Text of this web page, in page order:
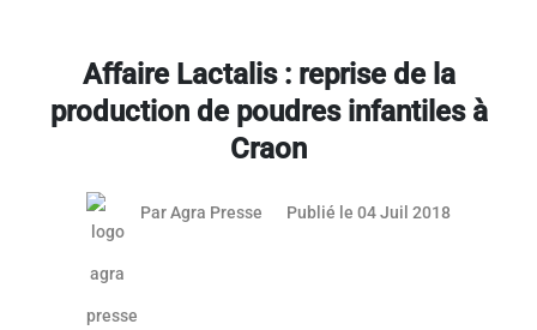
Affaire Lactalis : reprise de la
production de poudres infantiles à
Craon
ParAgra Presse Publié le 04 Juil 2018